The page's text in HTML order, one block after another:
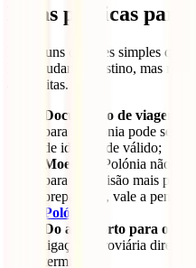
Dicas práticas para
Há alguns detalhes simples que
Não mudam o destino, mas
aproveitas.
Documento de viagem
:
para a Polónia pode ser
de identidade válido;
Moeda
: a Polónia não
para uma visão mais
preparação, vale a pena
Polónia
Do aeroporto para o
ligação ferroviária direta à
terminal;